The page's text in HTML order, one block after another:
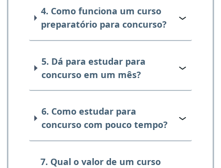
4. Como funciona um curso
preparatório para concurso?
5. Dá para estudar para
concurso em um mês?
6. Como estudar para
concurso com pouco tempo?
7. Qual o valor de um curso